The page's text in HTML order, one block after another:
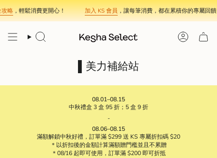
Skip
to
content
輕鬆消費更開心！ 加入 KS 會員，讓每筆消費，都在累積你的專屬回饋。
Search Account
▌美力補給站
08.01–08.15
中秋禮盒 3 盒 95 折；5 盒 9 折
-
08.06–08.15
滿額解鎖中秋好禮，訂單滿 $299 送 KS 專屬折扣碼 $20
＊以折扣後的金額計算滿額贈門檻並且不累贈
＊08/16 起即可使用，訂單滿 $200 即可折抵